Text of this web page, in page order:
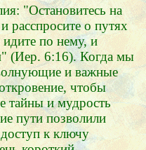
"Остановитесь на
расспросите о путях
по нему, и
(Иер. 6:16). Когда мы
и важные
чтобы
тайны и мудрость
пути позволили
к ключу